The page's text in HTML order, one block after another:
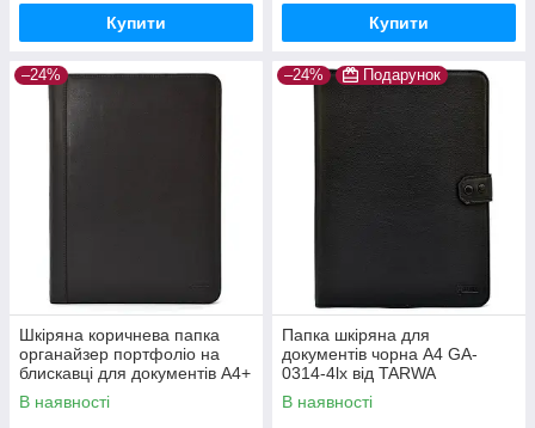
Купити Купити
–24%
Шкіряна коричнева папка
органайзер портфоліо на
блискавці для документів А4+
TARWA GC-1295-4lx
В наявності
–24% Подарунок
Папка шкіряна для
документів чорна A4 GA-
0314-4lx від TARWA
В наявності